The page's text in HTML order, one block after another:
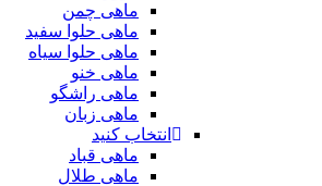
ماهی چمن
ماهی حلوا سفید
ماهی حلوا سیاه
ماهی خنو
ماهی راشگو
ماهی زبان
انتخاب کنید
ماهی قباد
ماهی طلال